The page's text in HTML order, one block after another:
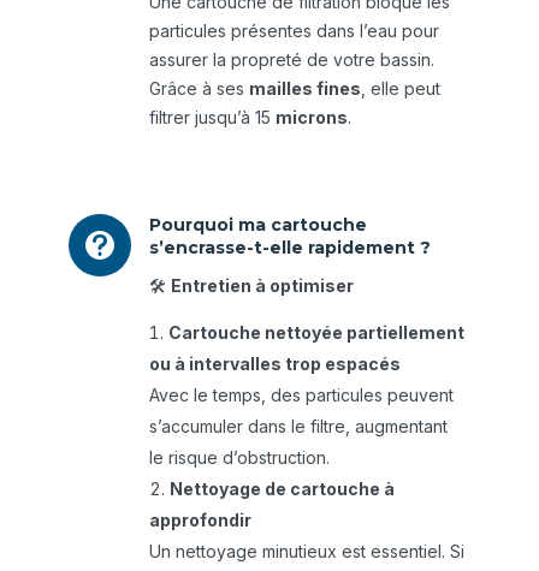
particules présentes dans l’eau pour
assurer la propreté de votre bassin.
Grâce à ses mailles fines , elle peut
filtrer jusqu’à 15 microns.

Pourquoi ma cartouche
s’encrasse-t-elle rapidement ?
🛠️ Entretien à optimiser
Cartouche nettoyée partiellement
ou à intervalles trop espacés
Avec le temps, des particules peuvent
s’accumuler dans le filtre, augmentant
le risque d’obstruction.
Nettoyage de cartouche à
approfondir
Un nettoyage minutieux est essentiel. Si